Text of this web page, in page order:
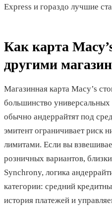
Express и гораздо лучшие
Как карта
другими
Магазинная карта Macy’s
большинство
обычно андеррайтят под
эмитент ограничивает риск
лимитами. Если вы
розничных вариантов,
Synchrony, логика
категории: средний
история платежей и